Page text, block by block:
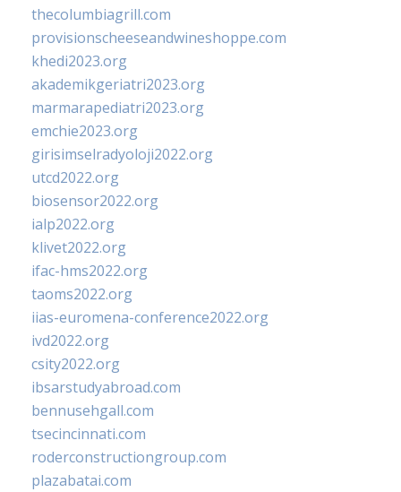
thecolumbiagrill.com
provisionscheeseandwineshoppe.com
khedi2023.org
akademikgeriatri2023.org
marmarapediatri2023.org
emchie2023.org
girisimselradyoloji2022.org
utcd2022.org
biosensor2022.org
ialp2022.org
klivet2022.org
ifac-hms2022.org
taoms2022.org
iias-euromena-conference2022.org
ivd2022.org
csity2022.org
ibsarstudyabroad.com
bennusehgall.com
tsecincinnati.com
roderconstructiongroup.com
plazabatai.com